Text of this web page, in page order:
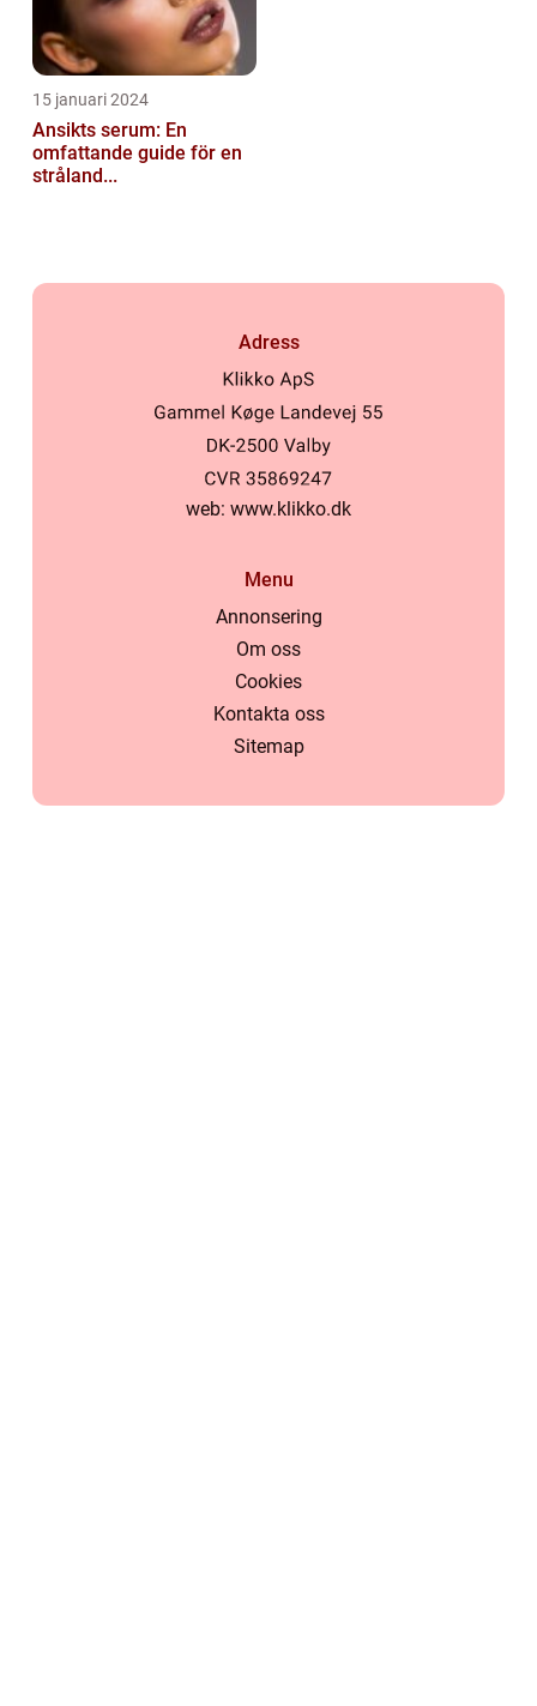
15 januari 2024
Ansikts serum: En
omfattande guide för en
stråland...
Adress
web: www.klikko.dk
Menu
Annonsering
Om oss
Cookies
Kontakta oss
Sitemap